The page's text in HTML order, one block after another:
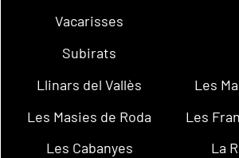
Vacarisses
Subirats
Llinars del Vallès
Les
Les Masies de Roda
Les
Les Cabanyes
La